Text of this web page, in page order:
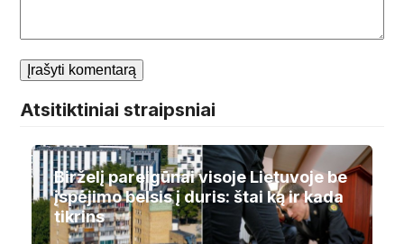
Atsitiktiniai straipsniai
Birželį pareigūnai visoje Lietuvoje be
įspėjimo belsis į duris: štai ką ir kada
tikrins